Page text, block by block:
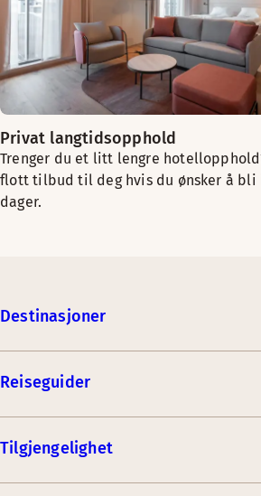
Privat langtidsopphold
Trenger du et litt lengre
flott tilbud til deg hvis du ønsker å bli
dager.
Destinasjoner
Reiseguider
Tilgjengelighet